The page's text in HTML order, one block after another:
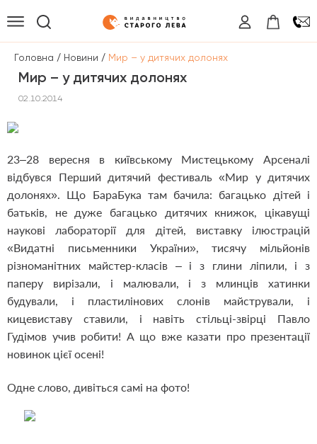
Головна / Новини / Мир – у дитячих долонях
Мир – у дитячих долонях
02.10.2014
23–28 вересня в київському Мистецькому Арсеналі
відбувся Перший дитячий фестиваль «Мир у дитячих
долонях». Що БараБука там бачила: багацько дітей і
батьків, не дуже багацько дитячих книжок, цікавущі
наукові лабораторії для дітей, виставку ілюстрацій
«Видатні письменники України», тисячу мільйонів
різноманітних майстер-класів – і з глини ліпили, і з
паперу вирізали, і малювали, і з млинців хатинки
будували, і пластилінових слонів майстрували, і
кицевиставу ставили, і навіть стільці-звірці Павло
Гудімов учив робити! А що вже казати про презентації
новинок цієї осені!
Одне слово, дивіться самі на фото!